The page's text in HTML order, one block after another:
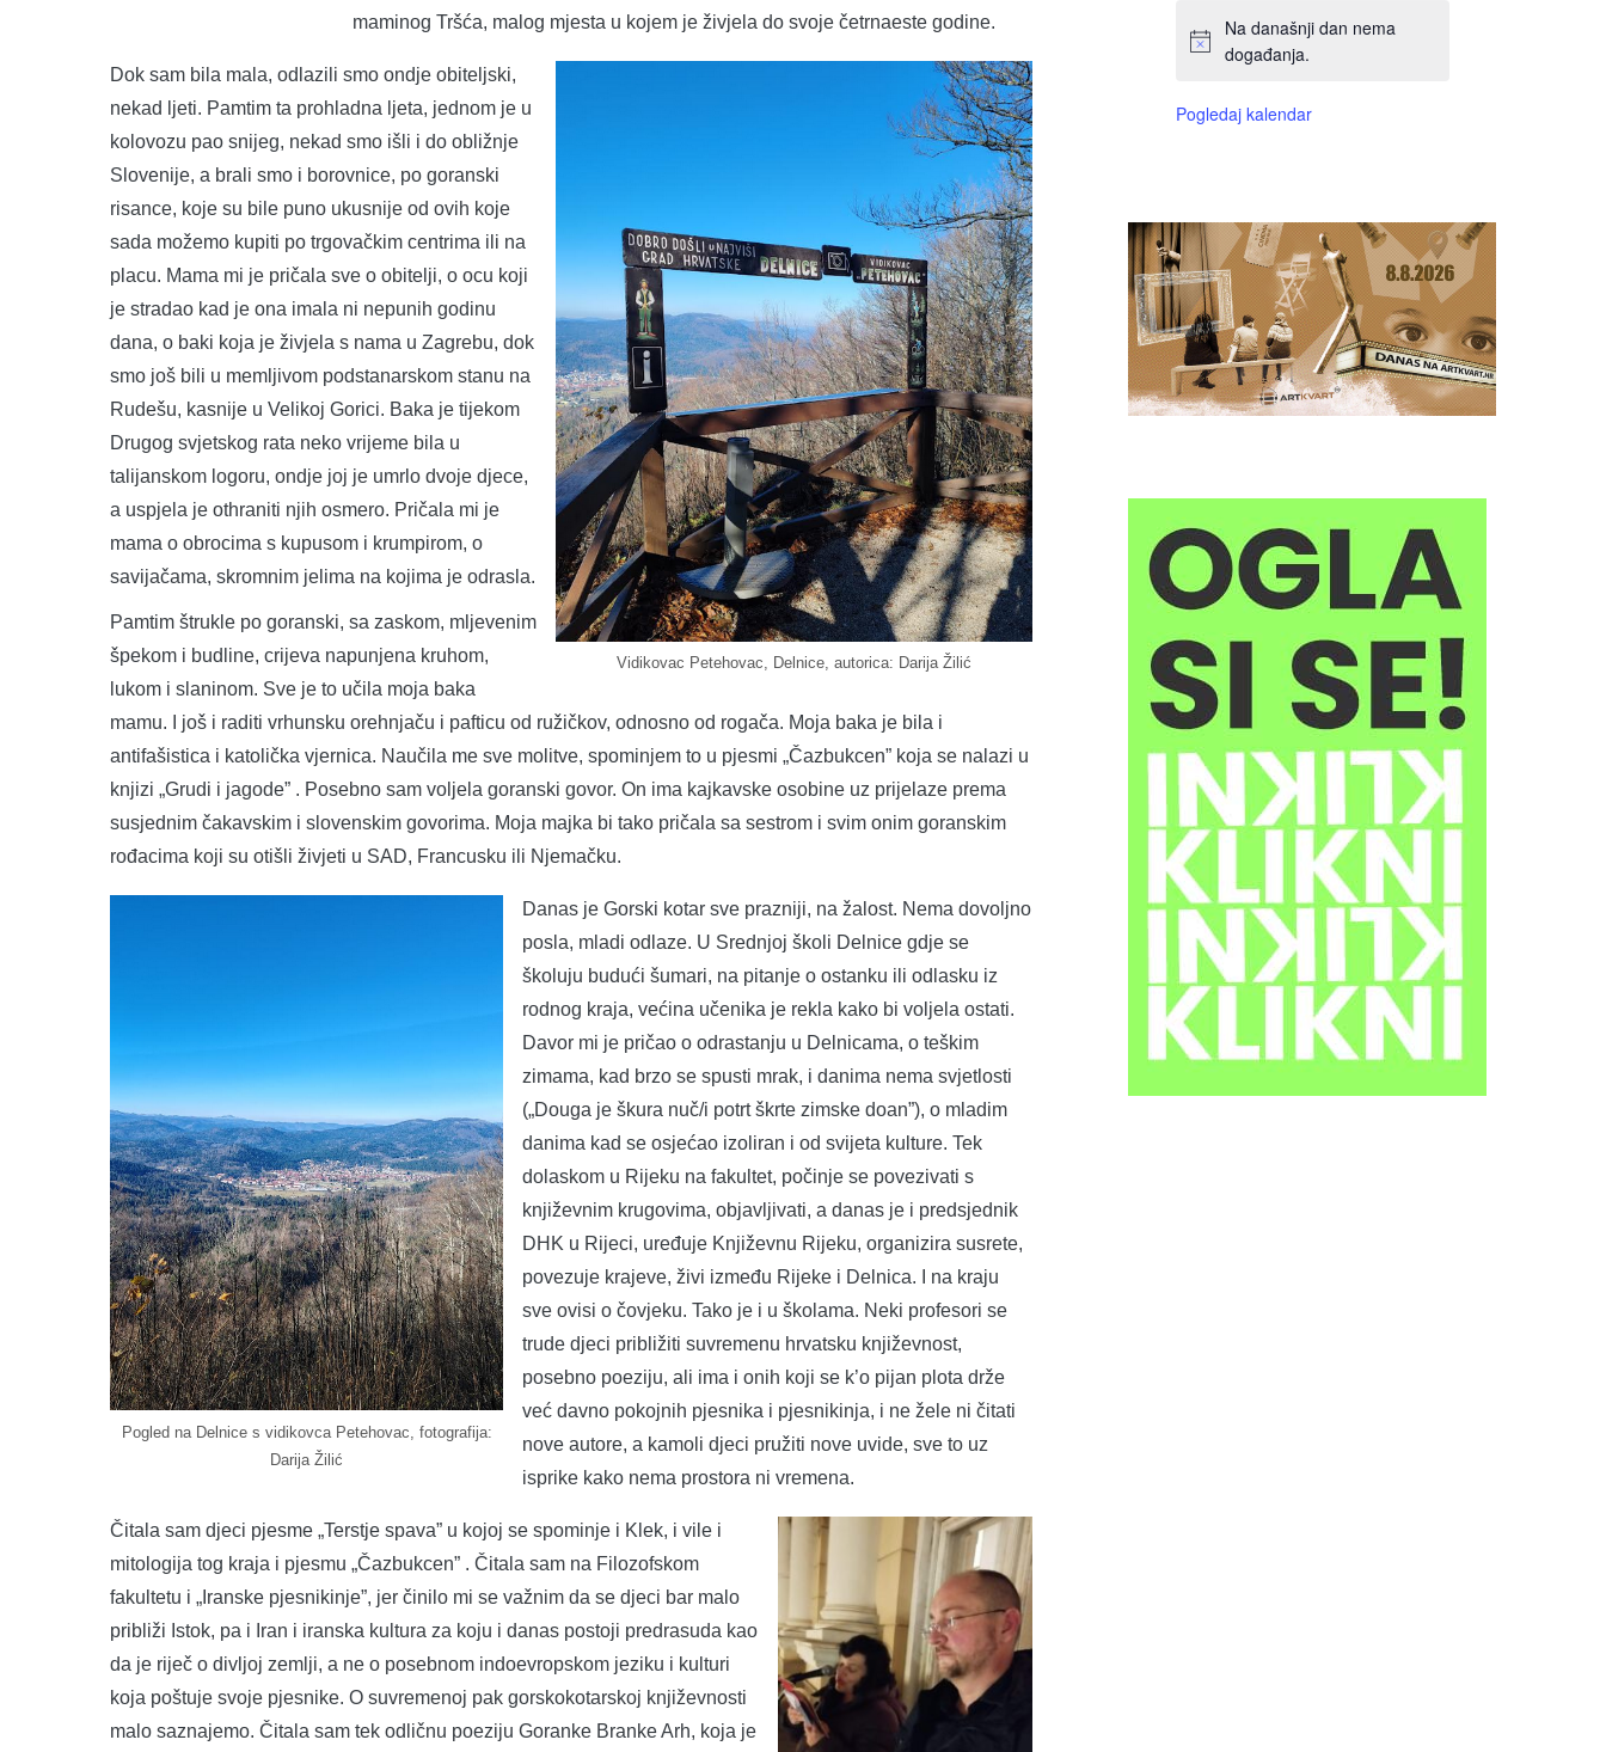
maminog Tršća, malog mjesta u kojem je živjela do svoje četrnaeste godine.
Vidikovac Petehovac, Delnice, autorica: Darija Žilić
Dok sam bila mala, odlazili smo ondje obiteljski,
nekad ljeti. Pamtim ta prohladna ljeta, jednom je u
kolovozu pao snijeg, nekad smo išli i do obližnje
Slovenije, a brali smo i borovnice, po goranski
risance, koje su bile puno ukusnije od ovih koje
sada možemo kupiti po trgovačkim centrima ili na
placu. Mama mi je pričala sve o obitelji, o ocu koji
je stradao kad je ona imala ni nepunih godinu
dana, o baki koja je živjela s nama u Zagrebu, dok
smo još bili u memljivom podstanarskom stanu na
Rudešu, kasnije u Velikoj Gorici. Baka je tijekom
Drugog svjetskog rata neko vrijeme bila u
talijanskom logoru, ondje joj je umrlo dvoje djece,
a uspjela je othraniti njih osmero. Pričala mi je
mama o obrocima s kupusom i krumpirom, o
savijačama, skromnim jelima na kojima je odrasla.
Pamtim štrukle po goranski, sa zaskom, mljevenim
špekom i budline, crijeva napunjena kruhom,
lukom i slaninom. Sve je to učila moja baka
mamu. I još i raditi vrhunsku orehnjaču i pafticu od ružičkov, odnosno od rogača. Moja baka je bila i
antifašistica i katolička vjernica. Naučila me sve molitve, spominjem to u pjesmi „Čazbukcen” koja se nalazi u
knjizi „Grudi i jagode” . Posebno sam voljela goranski govor. On ima kajkavske osobine uz prijelaze prema
susjednim čakavskim i slovenskim govorima. Moja majka bi tako pričala sa sestrom i svim onim goranskim
rođacima koji su otišli živjeti u SAD, Francusku ili Njemačku.
Pogled na Delnice s vidikovca Petehovac, fotografija:
Darija Žilić
Danas je Gorski kotar sve prazniji, na žalost. Nema dovoljno
posla, mladi odlaze. U Srednjoj školi Delnice gdje se
školuju budući šumari, na pitanje o ostanku ili odlasku iz
rodnog kraja, većina učenika je rekla kako bi voljela ostati.
Davor mi je pričao o odrastanju u Delnicama, o teškim
zimama, kad brzo se spusti mrak, i danima nema svjetlosti
(„Douga je škura nuč/i potrt škrte zimske doan”), o mladim
danima kad se osjećao izoliran i od svijeta kulture. Tek
dolaskom u Rijeku na fakultet, počinje se povezivati s
književnim krugovima, objavljivati, a danas je i predsjednik
DHK u Rijeci, uređuje Književnu Rijeku, organizira susrete,
povezuje krajeve, živi između Rijeke i Delnica. I na kraju
sve ovisi o čovjeku. Tako je i u školama. Neki profesori se
trude djeci približiti suvremenu hrvatsku književnost,
posebno poeziju, ali ima i onih koji se k’o pijan plota drže
već davno pokojnih pjesnika i pjesnikinja, i ne žele ni čitati
nove autore, a kamoli djeci pružiti nove uvide, sve to uz
isprike kako nema prostora ni vremena.
Čitala sam djeci pjesme „Terstje spava” u kojoj se spominje i Klek, i vile i
mitologija tog kraja i pjesmu „Čazbukcen” . Čitala sam na Filozofskom
fakultetu i „Iranske pjesnikinje”, jer činilo mi se važnim da se djeci bar malo
približi Istok, pa i Iran i iranska kultura za koju i danas postoji predrasuda kao
da je riječ o divljoj zemlji, a ne o posebnom indoevropskom jeziku i kulturi
koja poštuje svoje pjesnike. O suvremenoj pak gorskokotarskoj književnosti
malo saznajemo. Čitala sam tek odličnu poeziju Goranke Branke Arh, koja je
Na današnji dan nema
događanja.
Pogledaj kalendar